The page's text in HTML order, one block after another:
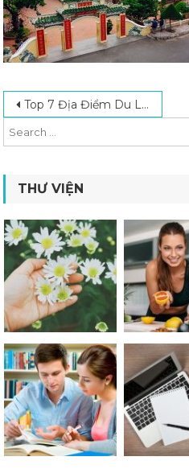
Post navigation
Top 7 Địa Điểm Du Lịch Phượt Việt Nam Bạn Nhất Định Phải Đến Một Lần
THƯ VIỆN